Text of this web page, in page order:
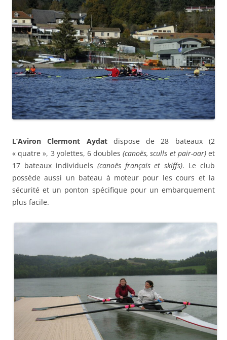
L’Aviron Clermont Aydatdispose de 28 bateaux (2
« quatre », 3 yolettes, 6 doubles(canoës, sculls et pair-oar)et
17 bateaux individuels (canoës français et skiffs). Le club
possède aussi un bateau à moteur pour les cours et la
sécurité et un ponton spécifique pour un embarquement
plus facile.